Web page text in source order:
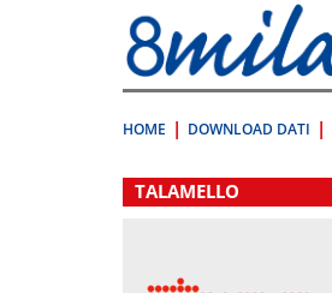
direttamente
a:
Contenuto
HOME DOWNLOAD DATI
.
TALAMELLO